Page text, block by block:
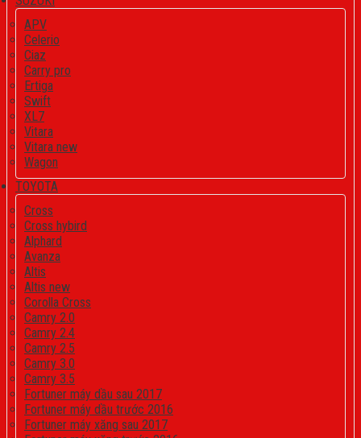
APV
Celerio
Ciaz
Carry pro
Ertiga
Swift
XL7
Vitara
Vitara new
Wagon
TOYOTA
Cross
Cross hybird
Alphard
Avanza
Altis
Altis new
Corolla Cross
Camry 2.0
Camry 2.4
Camry 2.5
Camry 3.0
Camry 3.5
Fortuner máy dầu sau 2017
Fortuner máy dầu trước 2016
Fortuner máy xăng sau 2017